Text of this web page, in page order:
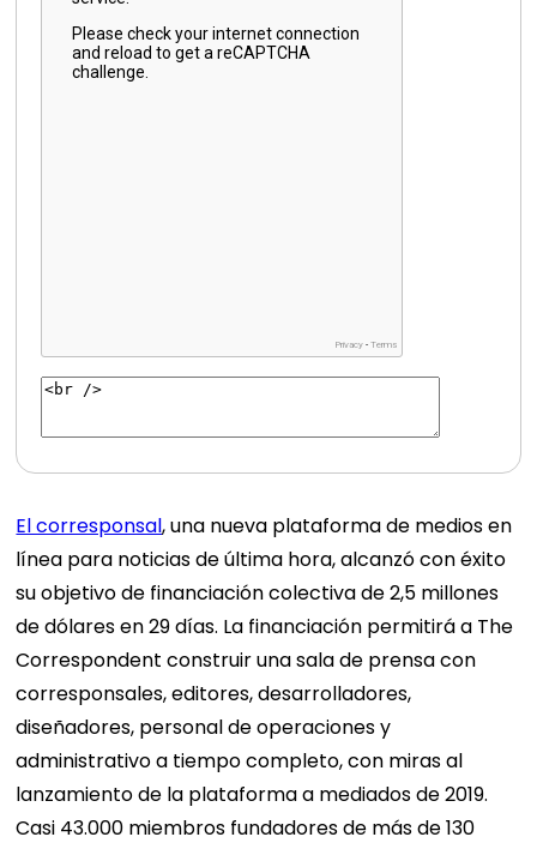
El corresponsal, una nueva plataforma de medios en
línea para noticias de última hora, alcanzó con éxito
su objetivo de financiación colectiva de 2,5 millones
de dólares en 29 días. La financiación permitirá a The
Correspondent construir una sala de prensa con
corresponsales, editores, desarrolladores,
diseñadores, personal de operaciones y
administrativo a tiempo completo, con miras al
lanzamiento de la plataforma a mediados de 2019.
Casi 43.000 miembros fundadores de más de 130